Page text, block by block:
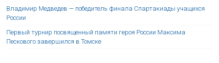
Владимир Медведев — победитель финала Спартакиады учащихся
России
Первый турнир посвященный памяти героя России Максима
Пескового завершился в Томске